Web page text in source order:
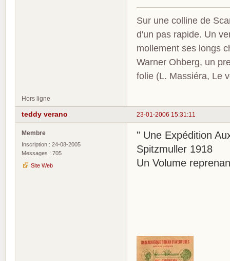
Sur une colline de
d'un pas rapide. Un
mollement ses longs
Warner Ohberg, un
folie (L. Massiéra, Le
Hors ligne
23-01-2006 15:31:11
teddy verano
Membre
Inscription : 24-08-2005
Messages : 705
Site Web
" Une Expédition
Spitzmuller 1918
Un Volume